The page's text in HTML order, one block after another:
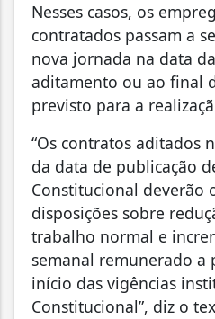
Nesses casos, os
contratados passam a
nova jornada na data
aditamento ou ao final
previsto para a
“Os contratos aditados
da data de publicação
Constitucional deverão
disposições sobre
trabalho normal e
semanal remunerado a
início das vigências
Constitucional”, diz o